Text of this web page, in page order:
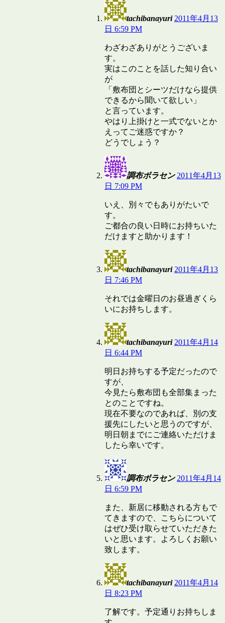
tachibanayuri 2011年4月13
日 6:59 PM
わざわざありがとうございま
す。
実はこのことを話した知り合い
が
「敷布団とシーツだけなら提供
できるから聞いて欲しい」
と言っています。
やはり上掛けと一式でないとか
えってご迷惑ですか？
どうでしょう？
調布ボラセン 2011年4月13
日 7:09 PM
いえ、別々でもありがたいで
す。
ご都合の良い日時にお持ちいた
だけますと助かります！
tachibanayuri 2011年4月13
日 7:46 PM
それでは金曜日のお昼過ぎくら
いにお持ちします。
tachibanayuri 2011年4月14
日 6:44 PM
明日お持ちする予定だったので
すが、
今見たら敷布団も全部集まった
とのことですね。
現在不要なのであれば、別の支
援先にしたいと思うのですが、
明日朝までにご連絡いただけま
したら幸いです。
調布ボラセン 2011年4月14
日 6:59 PM
また、新居に移動される方もで
てきますので、こちらについて
はぜひ受け取らせていただきた
いと思います。よろしくお願い
致します。
tachibanayuri 2011年4月14
日 8:23 PM
了解です。予定通りお持ちしま